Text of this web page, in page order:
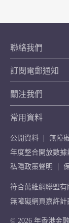
聯絡我們
訂閱電郵通知
關注我們
常用資料
公開資料
無障
年度整合開放數據
私隱政策聲明
符合萬維網聯盟
無障礙網頁嘉許計
© 2026 年香港金